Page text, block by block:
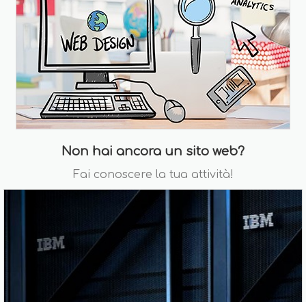
Non hai ancora un sito web?
Fai conoscere la tua attività!